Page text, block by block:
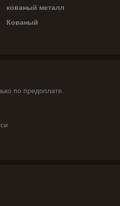
кованый металл
Кованый
по предоплате.